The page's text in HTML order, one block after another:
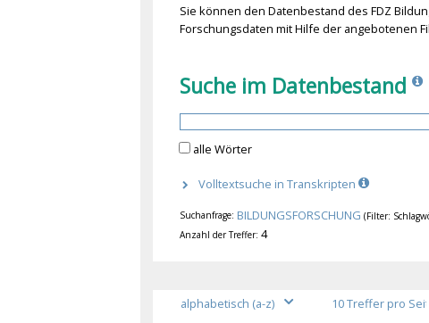
Sie können den Datenbestand des FDZ
Forschungsdaten mit Hilfe der angebotenen
Suche im Datenbestand
alle Wörter
Volltextsuche in Transkripten
Suchanfrage: BILDUNGSFORSCHUNG (Filter:
Anzahl der Treffer: 4